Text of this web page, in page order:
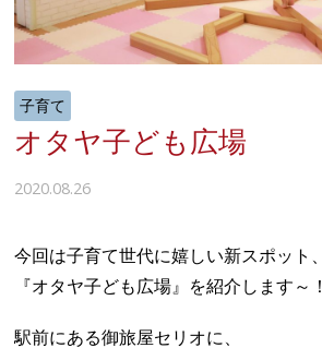
子育て
オタヤ子ども広場
2020.08.26
今回は子育て世代に嬉しい新スポット、
『オタヤ子ども広場』を紹介します～！
駅前にある御旅屋セリオに、